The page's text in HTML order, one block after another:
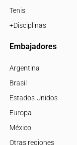
Tenis
+Disciplinas
Embajadores
Argentina
Brasil
Estados Unidos
Europa
México
Otras regiones